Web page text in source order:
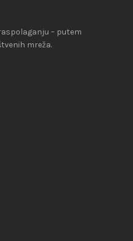
– putem
mreža.